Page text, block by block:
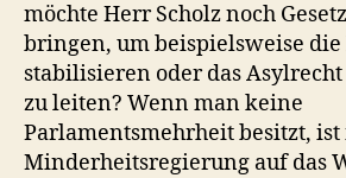
möchte Herr Scholz noch
bringen, um beispielsweise die
stabilisieren oder das
zu leiten? Wenn man keine
Parlamentsmehrheit besitzt, ist
Minderheitsregierung auf das